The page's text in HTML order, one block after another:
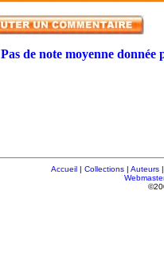
Pas de note moyenne
Accueil | Collections | Auteurs